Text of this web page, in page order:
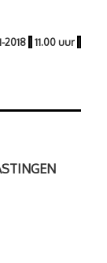
2018 | 11.00 uur |